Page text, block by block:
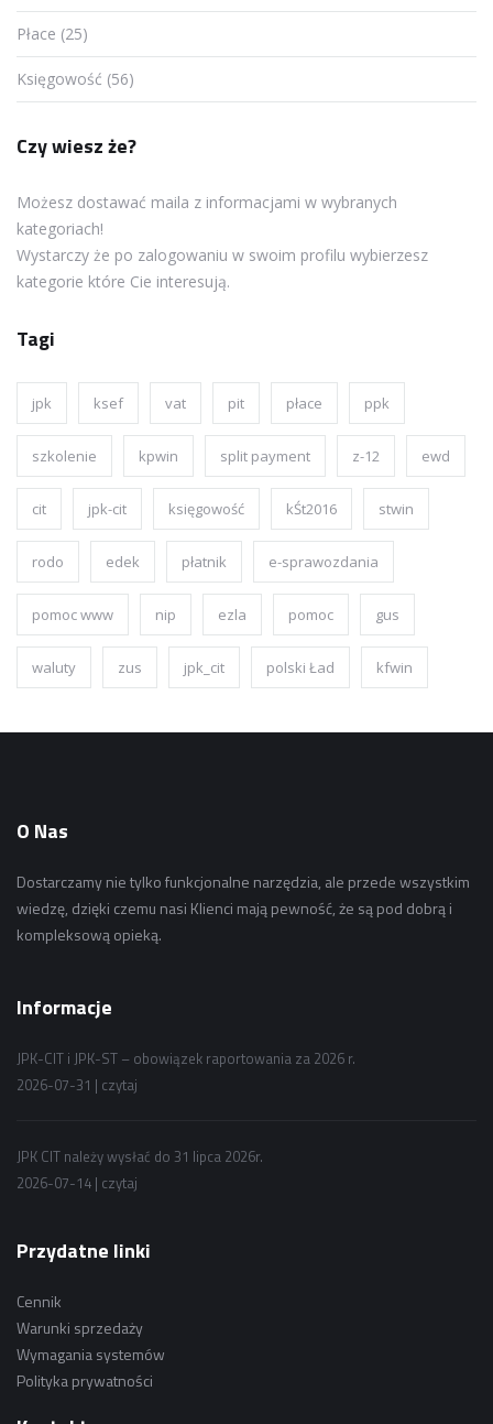
Płace (25)
Księgowość (56)
Czy wiesz że?
Możesz dostawać maila z informacjami w wybranych
kategoriach!
Wystarczy że po zalogowaniu w swoim profilu wybierzesz
kategorie które Cie interesują.
Tagi
jpk ksef vat pit płace ppk
szkolenie kpwin split payment z-12 ewd
cit jpk-cit księgowość kŚt2016 stwin
rodo edek płatnik e-sprawozdania
pomoc www nip ezla pomoc gus
waluty zus jpk_cit polski Ład kfwin
O Nas
Dostarczamy nie tylko funkcjonalne narzędzia, ale przede wszystkim
wiedzę, dzięki czemu nasi Klienci mają pewność, że są pod dobrą i
kompleksową opieką.
Informacje
JPK-CIT i JPK-ST – obowiązek raportowania za 2026 r.
2026-07-31 | czytaj
JPK CIT należy wysłać do 31 lipca 2026r.
2026-07-14 | czytaj
Przydatne linki
Cennik
Warunki sprzedaży
Wymagania systemów
Polityka prywatności